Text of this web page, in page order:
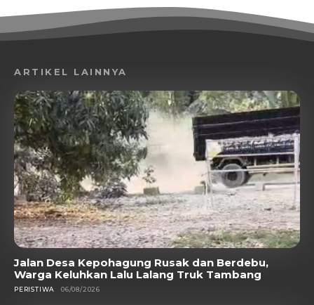
ARTIKEL LAINNYA
Jalan Desa Kepohagung Rusak dan Berdebu,
Warga Keluhkan Lalu Lalang Truk Tambang
PERISTIWA 06/08/2026